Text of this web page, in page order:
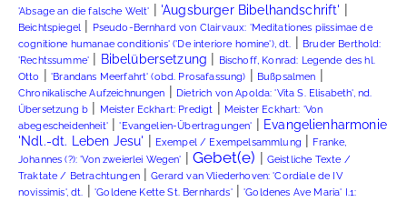
'Absage an die falsche Welt' | 'Augsburger Bibelhandschrift' |
Beichtspiegel | Pseudo-Bernhard von Clairvaux: 'Meditationes piissimae de
cognitione humanae conditionis' ('De interiore homine'), dt. | Bruder Berthold:
'Rechtssumme' | Bibelübersetzung | Bischoff, Konrad: Legende des hl.
Otto |'Brandans Meerfahrt' (obd. Prosafassung) | Bußpsalmen |
Chronikalische Aufzeichnungen | Dietrich von Apolda: 'Vita S. Elisabeth', nd.
Übersetzung b | Meister Eckhart: Predigt | Meister Eckhart: 'Von
abegescheidenheit'|'Evangelien-Übertragungen' | Evangelienharmonie
'Ndl.-dt. Leben Jesu' | Exempel / Exempelsammlung | Franke,
Johannes (?): 'Von zweierlei Wegen' |Gebet(e) | Geistliche Texte /
Traktate / Betrachtungen|Gerard van Vliederhoven: 'Cordiale de IV
novissimis', dt. |'Goldene Kette St. Bernhards'|'Goldenes Ave Maria' I.1: